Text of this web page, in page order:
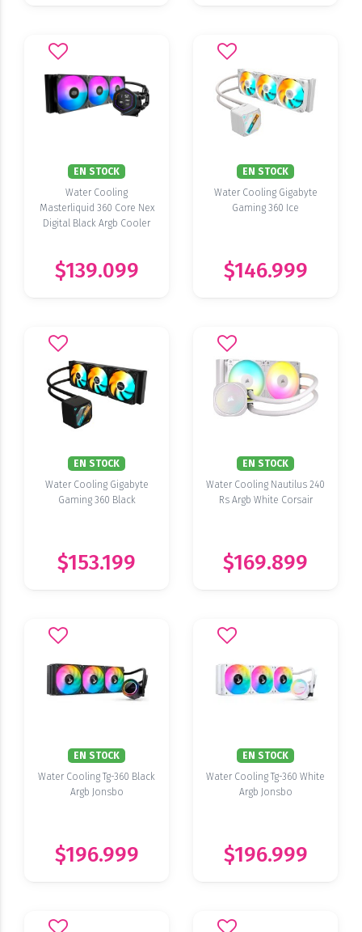
EN STOCK
Water Cooling
Masterliquid 360 Core Nex
Digital Black Argb Cooler
$139.099
EN STOCK
Water Cooling Gigabyte
Gaming 360 Ice
$146.999
EN STOCK
Water Cooling Gigabyte
Gaming 360 Black
$153.199
EN STOCK
Water Cooling Nautilus 240
Rs Argb White Corsair
$169.899
EN STOCK
Water Cooling Tg-360 Black
Argb Jonsbo
$196.999
EN STOCK
Water Cooling Tg-360 White
Argb Jonsbo
$196.999